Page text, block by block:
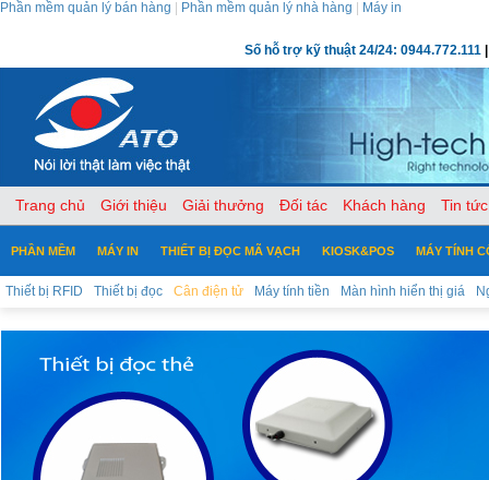
Phần mềm quản lý bán hàng Phần mềm quản lý nhà hàng Máy in
Số hỗ trợ kỹ thuật 24/24: 0944.772.111
Trang chủ Giới thiệu Giải thưởng Đối tác Khách hàng Tin tức
PHẦN MỀM MÁY IN THIẾT BỊ ĐỌC MÃ VẠCH KIOSK&POS MÁY TÍNH
Thiết bị RFID Thiết bị đọc Cân điện tử Máy tính tiền Màn hình hiển thị giá